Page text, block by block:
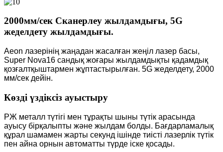
2000мм/сек Сканерлеу жылдамдығы, 5G
жеделдету жылдамдығы.
Aeon лазерінің жаңадан жасалған жеңіл лазер басы,
Super Nova16 сандық жоғары жылдамдықты қадамдық
қозғалтқыштармен жұптастырылған. 5G жеделдету, 2000
мм/сек дейін.
Көзді үздіксіз ауыстыру
РЖ металл түтігі мен тұрақты шыны түтік арасында
ауысу бірқалыпты және жылдам болды. Бағдарламалық
құрал шамамен жарты секунд ішінде тиісті лазерлік түтік
пен айна орнын автоматты түрде іске қосады.